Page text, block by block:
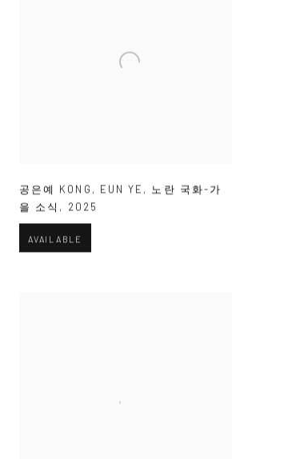
공은예 KONG , EUN YE , 노란 국화-가
을 소식 , 2025
AVAILABLE